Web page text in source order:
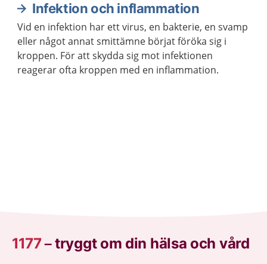
Infektion och inflammation
Vid en infektion har ett virus, en bakterie, en svamp
eller något annat smittämne börjat föröka sig i
kroppen. För att skydda sig mot infektionen
reagerar ofta kroppen med en inflammation.
1177–tryggt om din hälsa och vård